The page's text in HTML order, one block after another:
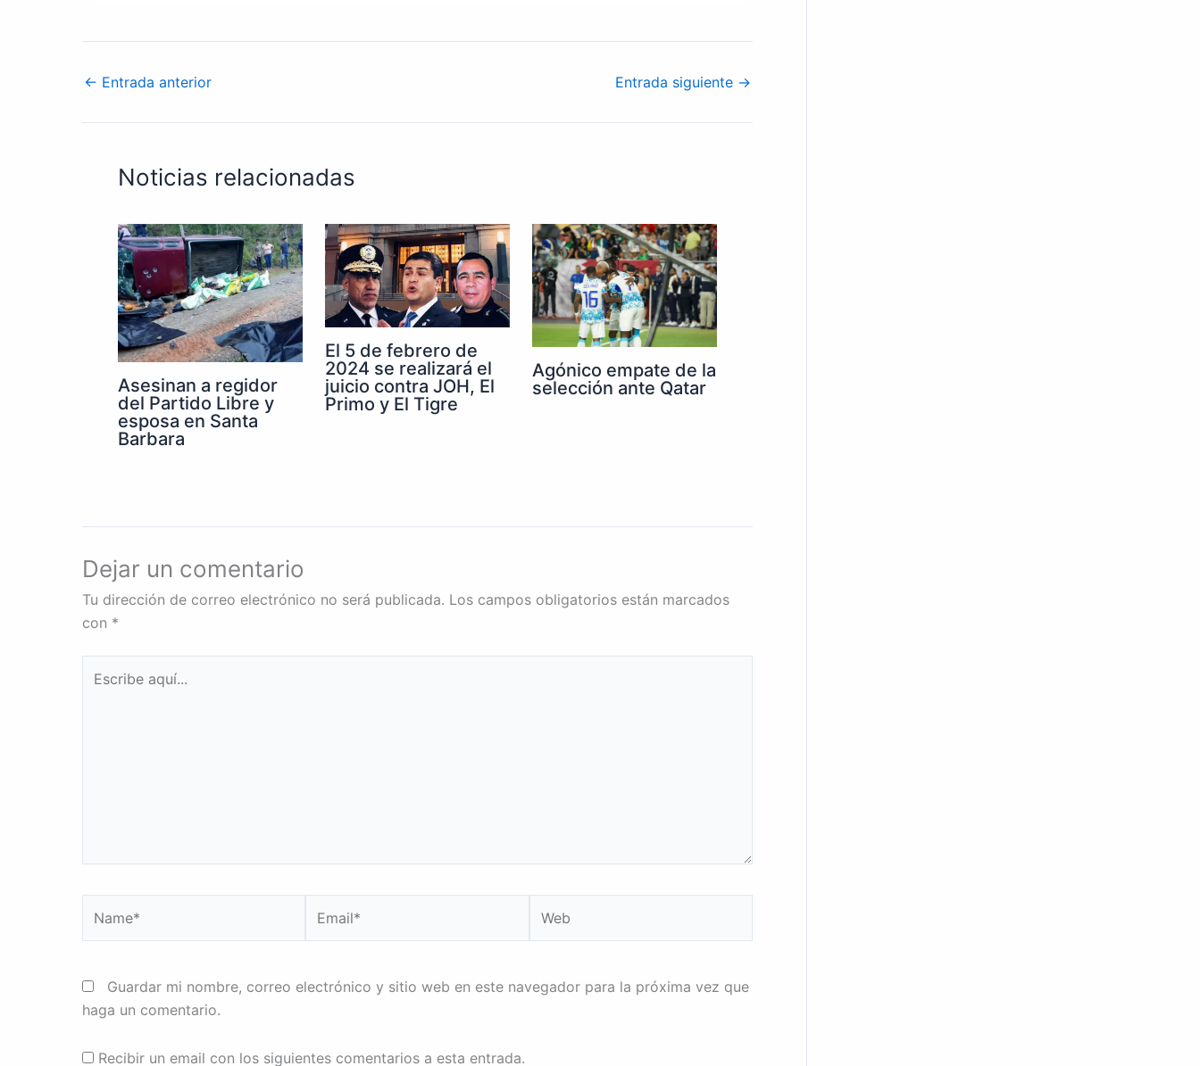
← Entrada anterior Entrada siguiente →
Noticias relacionadas
Asesinan a regidor
del Partido Libre y
esposa en Santa
Barbara
El 5 de febrero de
2024 se realizará el
juicio contra JOH, El
Primo y El Tigre
Agónico empate de la
selección ante Qatar
Dejar un comentario
Tu dirección de correo electrónico no será publicada. Los campos obligatorios están marcados
con *
aquí...
Guardar mi nombre, correo electrónico y sitio web en este navegador para la próxima vez que
haga un comentario.
Recibir un email con los siguientes comentarios a esta entrada.